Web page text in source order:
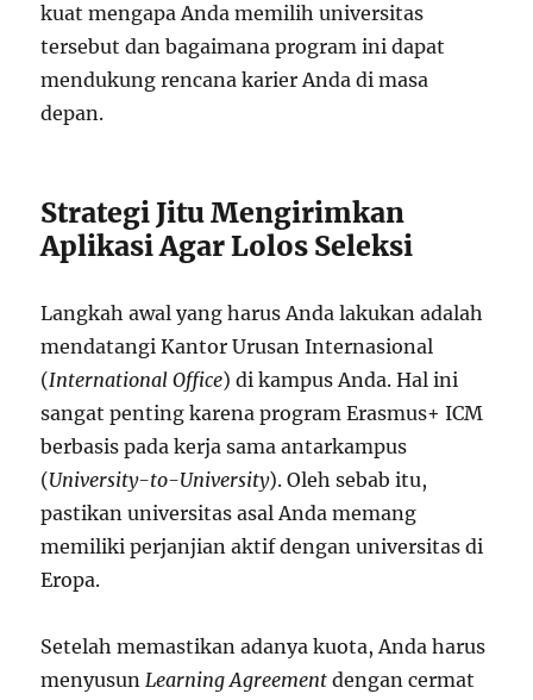
kuat mengapa Anda memilih universitas
tersebut dan bagaimana program ini dapat
mendukung rencana karier Anda di masa
depan.
Strategi Jitu Mengirimkan
Aplikasi Agar Lolos Seleksi
Langkah awal yang harus Anda lakukan adalah
mendatangi Kantor Urusan Internasional
(International Office) di kampus Anda. Hal ini
sangat penting karena program Erasmus+ ICM
berbasis pada kerja sama antarkampus
(University-to-University). Oleh sebab itu,
pastikan universitas asal Anda memang
memiliki perjanjian aktif dengan universitas di
Eropa.
Setelah memastikan adanya kuota, Anda harus
menyusunLearning Agreement dengan cermat